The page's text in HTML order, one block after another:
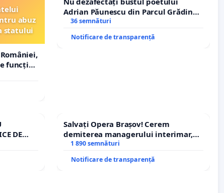
abuz
statului
funcție
Adrian Păunescu din Parcul Grădina
Icoanei! Stop cenzurii culturale!
36 semnături
Notificare de transparență
DE
Salvați Opera Brașov! Cerem
demiterea managerului interimar,
Petrean Lucian-Marius!
1 890 semnături
Notificare de transparență